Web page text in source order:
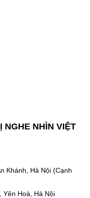
NGHE NHÌN VIỆT
Khánh, Hà Nội (Cạnh
Yên Hoà, Hà Nội